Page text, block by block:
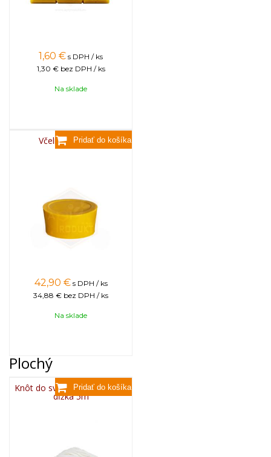
1,60 € s DPH / ks
1,30 € bez DPH / ks
Na sklade
Včelí vosk, 3,5kg
42,90 € s DPH / ks
34,88 € bez DPH / ks
Na sklade
Plochý
Knôt do sviečky plochý 3x13,
dĺžka 5m